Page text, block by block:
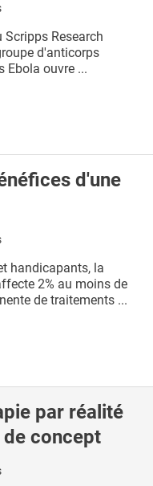
Scripps Research
d'anticorps
Ebola ouvre ...
d'une
handicapants, la
2% au moins de
de traitements ...
par réalité
concept